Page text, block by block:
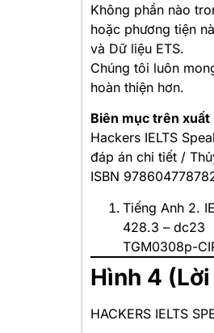
Không phần nào
hoặc phương tiện
và Dữ liệu ETS.
Chúng tôi luôn
hoàn thiện hơn.
Biên mục trên xuất
Hackers IELTS
đáp án chi tiết /
ISBN
Tiếng Anh 2.
428.3 – dc23
TGM0308p-
Hình 4
HACKERS IELTS